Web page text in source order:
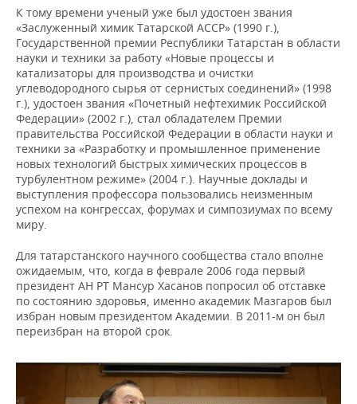
К тому времени ученый уже был удостоен звания
«Заслуженный химик Татарской АССР» (1990 г.),
Государственной премии Республики Татарстан в области
науки и техники за работу «Новые процессы и
катализаторы для производства и очистки
углеводородного сырья от сернистых соединений» (1998
г.), удостоен звания «Почетный нефтехимик Российской
Федерации» (2002 г.), стал обладателем Премии
правительства Российской Федерации в области науки и
техники за «Разработку и промышленное применение
новых технологий быстрых химических процессов в
турбулентном режиме» (2004 г.). Научные доклады и
выступления профессора пользовались неизменным
успехом на конгрессах, форумах и симпозиумах по всему
миру.
Для татарстанского научного сообщества стало вполне
ожидаемым, что, когда в феврале 2006 года первый
президент АН РТ Мансур Хасанов попросил об отставке
по состоянию здоровья, именно академик Мазгаров был
избран новым президентом Академии. В 2011-м он был
переизбран на второй срок.